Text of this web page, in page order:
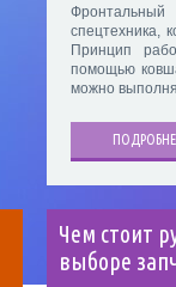
спецтехника,
Принцип
помощью
можно
Чем стоит
выборе